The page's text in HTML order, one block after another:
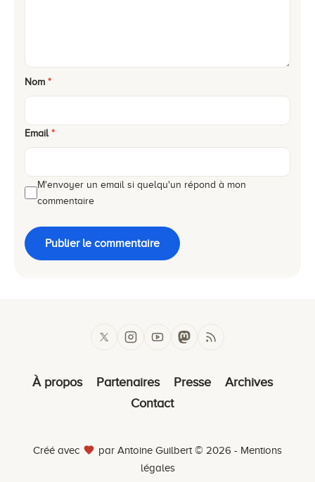
Nom *
Email *
M'envoyer un email si quelqu'un répond à mon
commentaire
Publier le commentaire
À propos Partenaires Presse
Archives
Contact
Créé avec par Antoine Guilbert © 2026 - Mentions
légales